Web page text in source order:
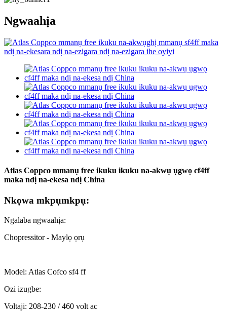
Ngwaahịa
Atlas Coppco mmanụ free ikuku ikuku na-akwụ ụgwọ cf4ff
maka ndị na-ekesa ndị China
Nkọwa mkpụmkpụ:
Ngalaba ngwaahịa:
Chopressitor - Maylọ ọrụ
Model: Atlas Cofco sf4 ff
Ozi izugbe:
Voltaji: 208-230 / 460 volt ac